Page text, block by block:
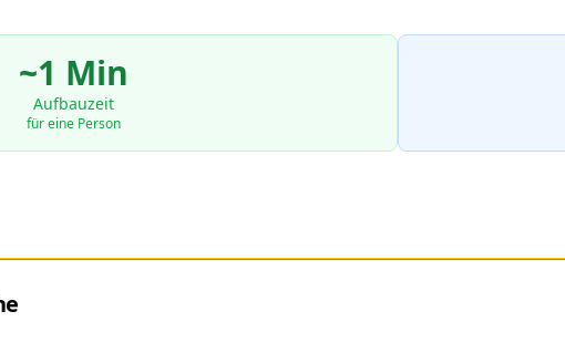
~1 Min
Aufbauzeit
für eine Person